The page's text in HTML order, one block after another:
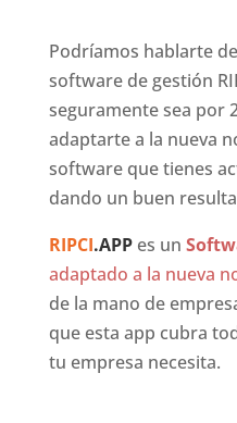
Podríamos hablarte
software de gestión
seguramente sea por
adaptarte a la nueva
software que tienes
dando un buen
RIPCI.APPes un
adaptado a la nueva
de la mano de
que esta app cubra
tu empresa necesita.